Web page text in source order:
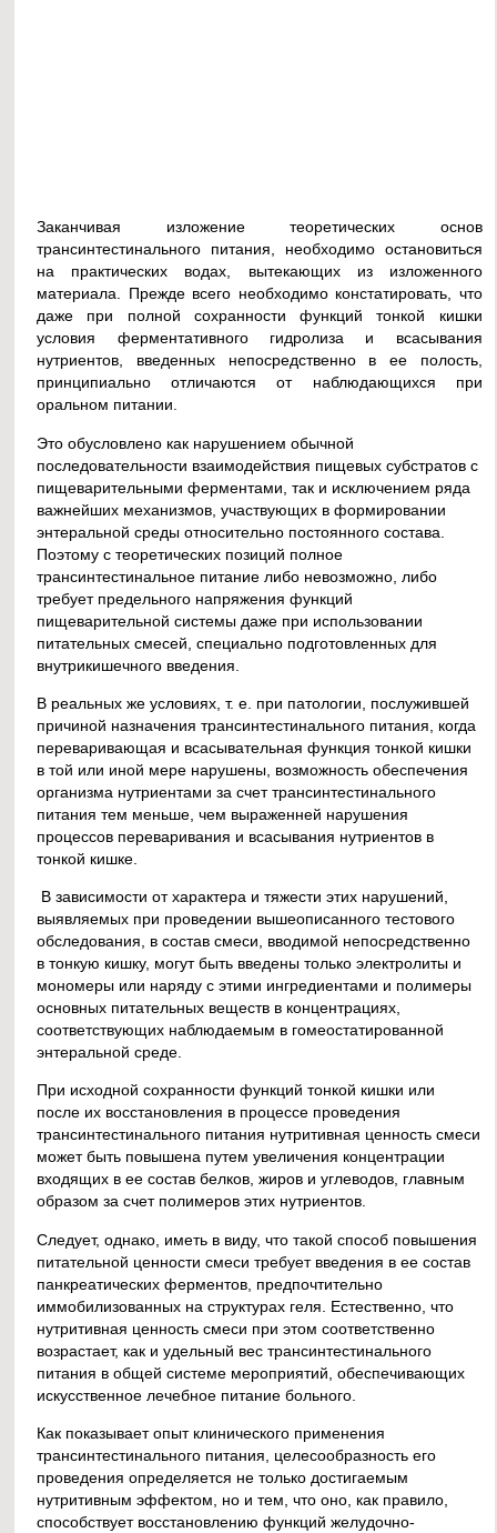
Заканчивая изложение теоретических основ
трансинтестинального питания, необходимо остановиться
на практических водах, вытекающих из изложенного
материала. Прежде всего необходимо констатировать, что
даже при полной сохранности функций тонкой кишки
условия ферментативного гидролиза и всасывания
нутриентов, введенных непосредственно в ее полость,
принципиально отличаются от наблюдающихся при
оральном питании.
Это обусловлено как нарушением обычной
последовательности взаимодействия пищевых субстратов с
пищеварительными ферментами, так и исключением ряда
важнейших механизмов, участвующих в формировании
энтеральной среды относительно постоянного состава.
Поэтому с теоретических позиций полное
трансинтестинальное питание либо невозможно, либо
требует предельного напряжения функций
пищеварительной системы даже при использовании
питательных смесей, специально подготовленных для
внутрикишечного введения.
В реальных же условиях, т. е. при патологии, послужившей
причиной назначения трансинтестинального питания, когда
переваривающая и всасывательная функция тонкой кишки
в той или иной мере нарушены, возможность обеспечения
организма нутриентами за счет трансинтестинального
питания тем меньше, чем выраженней нарушения
процессов переваривания и всасывания нутриентов в
тонкой кишке.
В зависимости от характера и тяжести этих нарушений,
выявляемых при проведении вышеописанного тестового
обследования, в состав смеси, вводимой непосредственно
в тонкую кишку, могут быть введены только электролиты и
мономеры или наряду с этими ингредиентами и полимеры
основных питательных веществ в концентрациях,
соответствующих наблюдаемым в гомеостатированной
энтеральной среде.
При исходной сохранности функций тонкой кишки или
после их восстановления в процессе проведения
трансинтестинального питания нутритивная ценность смеси
может быть повышена путем увеличения концентрации
входящих в ее состав белков, жиров и углеводов, главным
образом за счет полимеров этих нутриентов.
Следует, однако, иметь в виду, что такой способ повышения
питательной ценности смеси требует введения в ее состав
панкреатических ферментов, предпочтительно
иммобилизованных на структурах геля. Естественно, что
нутритивная ценность смеси при этом соответственно
возрастает, как и удельный вес трансинтестинального
питания в общей системе мероприятий, обеспечивающих
искусственное лечебное питание больного.
Как показывает опыт клинического применения
трансинтестинального питания, целесообразность его
проведения определяется не только достигаемым
нутритивным эффектом, но и тем, что оно, как правило,
способствует восстановлению функций желудочно-